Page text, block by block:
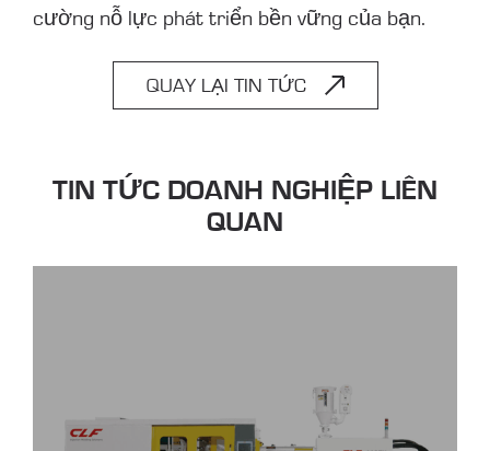
cường nỗ lực phát triển bền vững của bạn.
QUAY LẠI TIN TỨC
TIN TỨC DOANH NGHIỆP LIÊN
QUAN